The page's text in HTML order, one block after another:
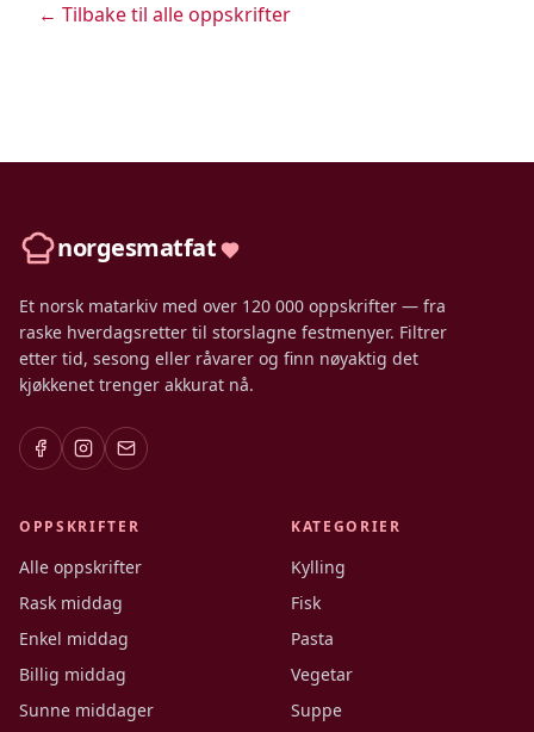
← Tilbake til alle oppskrifter
norgesmatfat
Et norsk matarkiv med over 120 000 oppskrifter — fra
raske hverdagsretter til storslagne festmenyer. Filtrer
etter tid, sesong eller råvarer og finn nøyaktig det
kjøkkenet trenger akkurat nå.
OPPSKRIFTER
Alle oppskrifter
Rask middag
Enkel middag
Billig middag
Sunne middager
KATEGORIER
Kylling
Fisk
Pasta
Vegetar
Suppe